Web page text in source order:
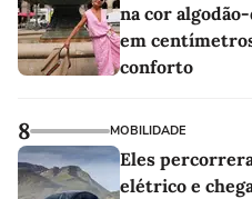
na cor
em
conforto
8 MOBILIDADE
Eles
elétrico e